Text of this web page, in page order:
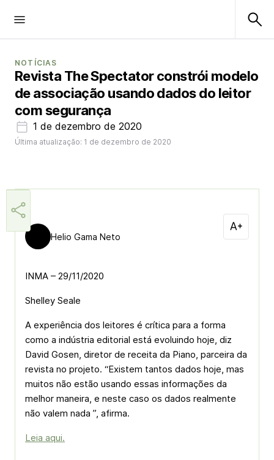
NOTÍCIAS
Revista The Spectator constrói modelo
de associação usando dados do leitor
com segurança
1 de dezembro de 2020
Última atualização: 1 de dezembro de 2020
Helio Gama Neto
INMA – 29/11/2020
Shelley Seale
A experiência dos leitores é crítica para a forma
como a indústria editorial está evoluindo hoje, diz
David Gosen, diretor de receita da Piano, parceira da
revista no projeto. “Existem tantos dados hoje, mas
muitos não estão usando essas informações da
melhor maneira, e neste caso os dados realmente
não valem nada ”, afirma.
Leia aqui.